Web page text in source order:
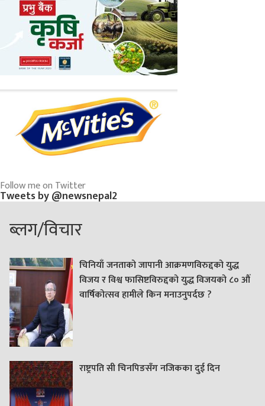
Follow me on Twitter
Tweets by @newsnepal2
ब्लग/विचार
चिनियाँ जनताको जापानी आक्रमणविरुद्दको युद्ध
विजय र विश्व फासिष्टविरुद्दको युद्ध विजयको ८० औं
वार्षिकोत्सव हामीले किन मनाउनुपर्दछ ?
राष्ट्रपति सी चिनपिङसँग नजिकका दुई दिन